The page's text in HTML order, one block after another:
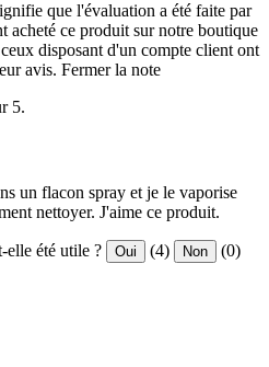
que l'évaluation a été faite par
acheté ce produit sur notre boutique
disposant d'un compte client ont
avis. Fermer la note
5.
un flacon spray et je le vaporise
nettoyer. J'aime ce produit.
elle été utile ? Oui (4) Non (0)